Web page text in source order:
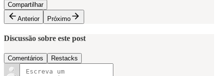
Compartilhar
Anterior
Próximo
Discussão sobre este post
Comentários Restacks